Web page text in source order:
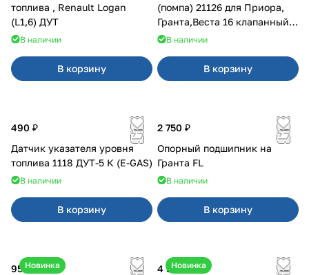
топлива , Renault Logan
(L1,6) ДУТ
В наличии
В корзину
(помпа) 21126 для Приора,
Гранта,Веста 16 клапанный
двигатель.
В наличии
В корзину
490 ₽
Датчик указателя уровня
топлива 1118 ДУТ-5 К (E-GAS)
В наличии
В корзину
2 750 ₽
Опорный подшипник на
Гранта FL
В наличии
В корзину
Новинка
950 ₽
Новинка
4 500 ₽